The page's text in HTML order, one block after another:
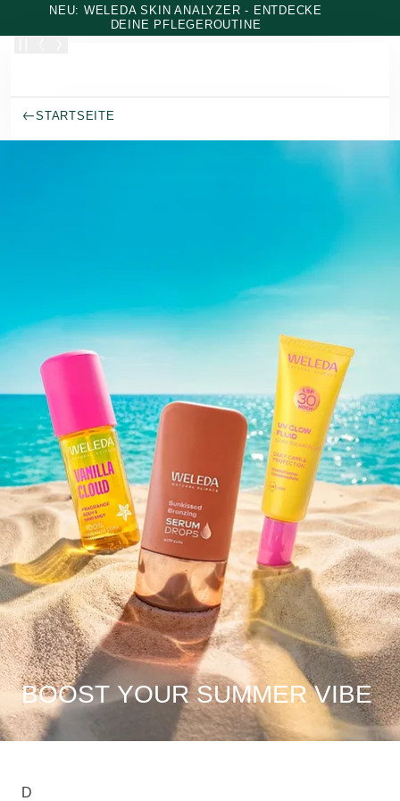
Zum Hauptinhalt wechseln
NEU: WELEDA SKIN ANALYZER - ENTDECKE
DEINE PFLEGEROUTINE
STARTSEITE
BOOST YOUR SUMMER VIBE
D